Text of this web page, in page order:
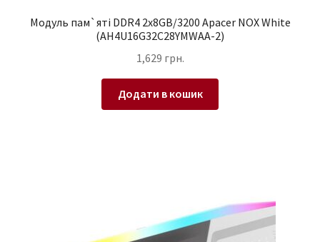
Модуль пам`ятi DDR4 2x8GB/3200 Apacer NOX White
(AH4U16G32C28YMWAA-2)
1,629 грн.
Додати в кошик